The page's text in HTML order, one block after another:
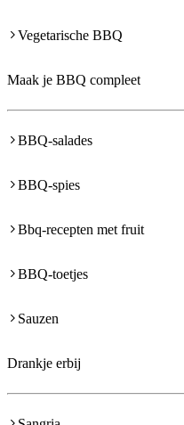
Vegetarische BBQ
Maak je BBQ compleet
BBQ-salades
BBQ-spies
Bbq-recepten met fruit
BBQ-toetjes
Sauzen
Drankje erbij